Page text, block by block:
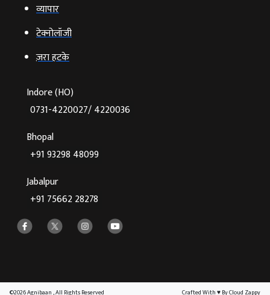
व्‍यापार
टेक्‍नोलॉजी
ज़रा हटके
Indore (HO)
0731-4220027/ 4220036
Bhopal
+91 93298 48099
Jabalpur
+91 75662 28278
©2026 Agnibaan , All Rights Reserved Crafted With♥By Cloud Zappy